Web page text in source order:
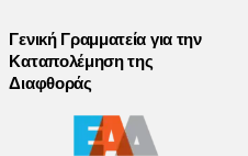
Γενική Γραμματεία για την
Καταπολέμηση της
Διαφθοράς